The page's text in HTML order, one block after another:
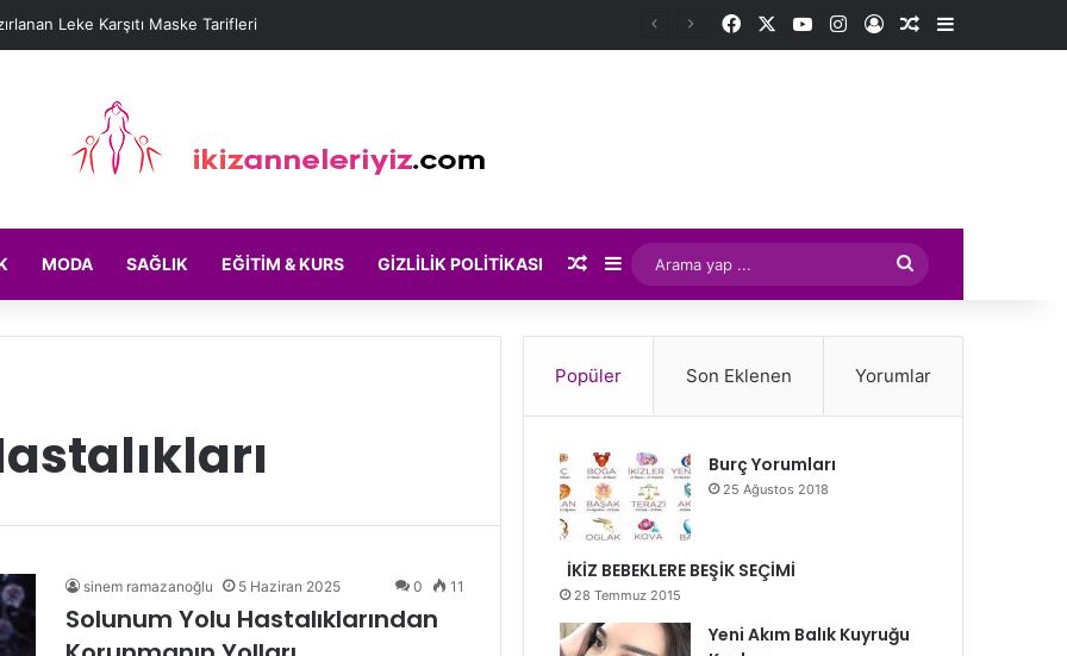
Leke Karşıtı Maske Tarifleri FacebookYouTubeInstagram
Kayıt OlRastgele Makale
Kenar
MODA SAĞLIK EĞITIM & KURS GIZLILIK POLITIKASI Rastgele Makale
Kenar Bölmesi
Arama
yap
sinem ramazanoğlu 5 Haziran 2025 0 11
Solunum Yolu Hastalıklarından
Popüler Son Eklenen Yorumlar
Burç Yorumları
25 Ağustos 2018
İKİZ BEBEKLERE BEŞİK SEÇİMİ
28 Temmuz 2015
Yeni Akım Balık Kuyruğu